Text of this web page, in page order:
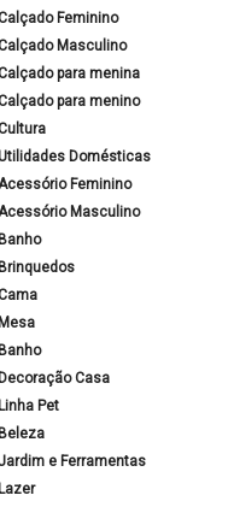
Feminino
Masculino
para menina
para menino
Domésticas
Feminino
Masculino
Casa
Pet
e Ferramentas